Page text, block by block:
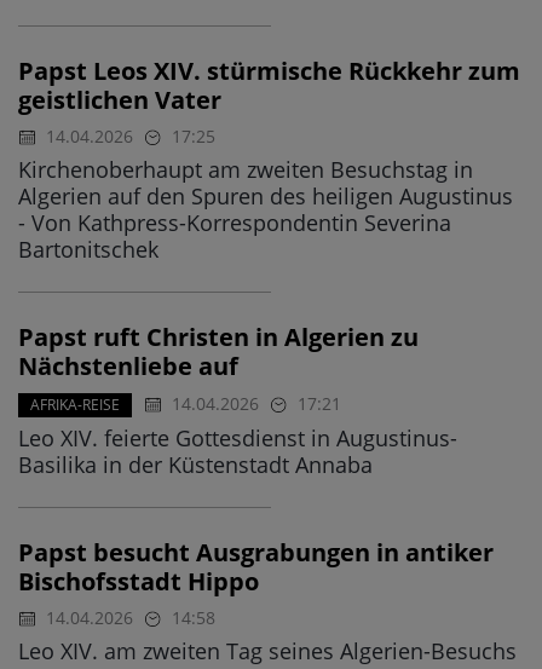
Papst Leos XIV. stürmische Rückkehr zum
geistlichen Vater
14.04.2026 17:25
Kirchenoberhaupt am zweiten Besuchstag in
Algerien auf den Spuren des heiligen Augustinus
- Von Kathpress-Korrespondentin Severina
Bartonitschek
Papst ruft Christen in Algerien zu
Nächstenliebe auf
AFRIKA-REISE 14.04.2026 17:21
Leo XIV. feierte Gottesdienst in Augustinus-
Basilika in der Küstenstadt Annaba
Papst besucht Ausgrabungen in antiker
Bischofsstadt Hippo
14.04.2026 14:58
Leo XIV. am zweiten Tag seines Algerien-Besuchs